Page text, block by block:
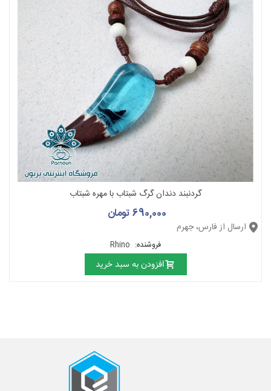
گردنبند دندان گرگ شبتاب با مهره شبتاب
690,000 تومان
ارسال از فارس، جهرم
فروشنده:
افزودن به سبد خرید